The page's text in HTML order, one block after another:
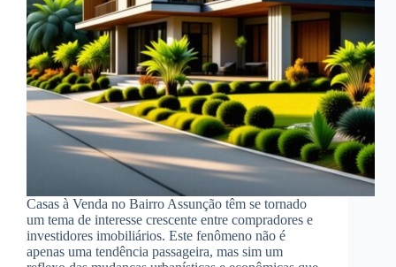
Casas à Venda no Bairro Assunção têm se tornado
um tema de interesse crescente entre compradores e
investidores imobiliários. Este fenômeno não é
apenas uma tendência passageira, mas sim um